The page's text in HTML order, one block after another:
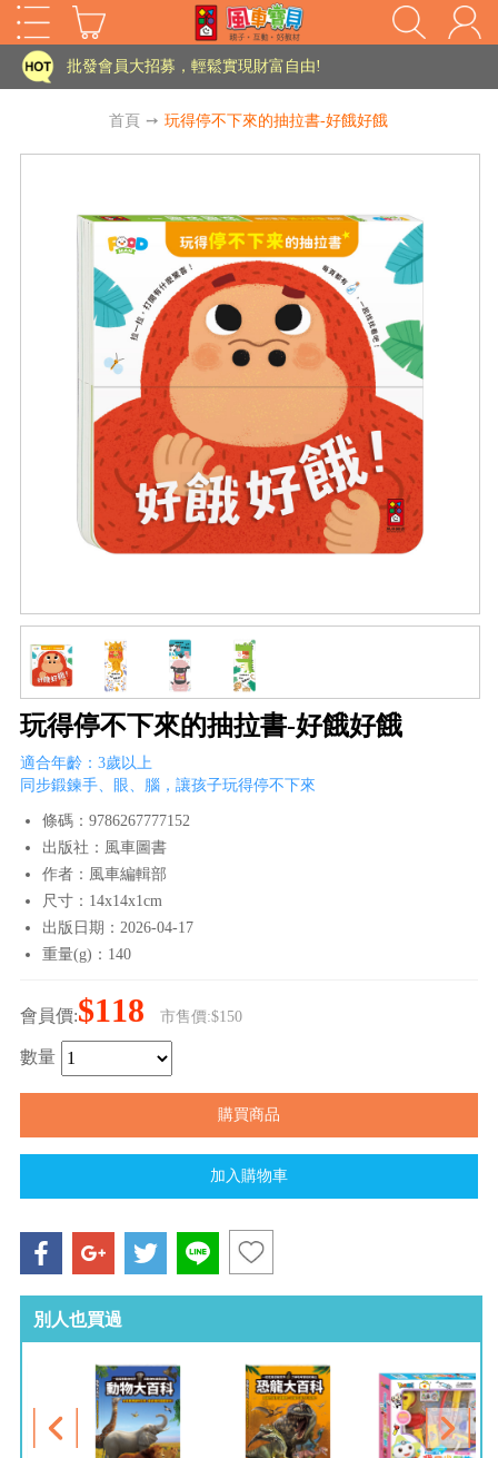
HOT
批發會員大招募，輕鬆實現財富自由!
如需更改或重開發票 需在訂單成立三天內通知客服 寄回發票需附上回郵郵票
批發會員大招募，輕鬆實現財富自由!
老師您好!!幼教會員火熱招募中~
海外購物免煩惱！點我查看『海外購物流程說明』
首頁 ➙ 玩得停不下來的抽拉書-好餓好餓
玩得停不下來的抽拉書-好餓好餓
適合年齡：3歲以上
同步鍛鍊手、眼、腦，讓孩子玩得停不下來
條碼：9786267777152
出版社：風車圖書
作者：風車編輯部
尺寸：14x14x1cm
出版日期：2026-04-17
重量(g)：140
會員價:$118 市售價:$150
數量
別人也買過